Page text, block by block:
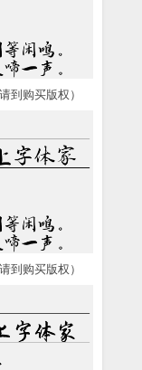
到购买版权）
到购买版权）